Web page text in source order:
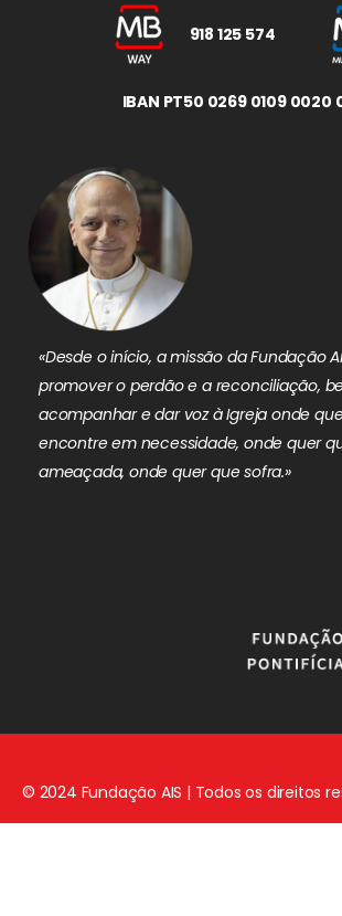
918 125 574
IBAN PT50 0269 0109 0020
«Desde o início, a missão da Fundação
promover o perdão e a reconciliação,
acompanhar e dar voz à Igreja onde
encontre em necessidade, onde quer
ameaçada, onde quer que sofra.»
© 2024 Fundação AIS | Todos os direitos